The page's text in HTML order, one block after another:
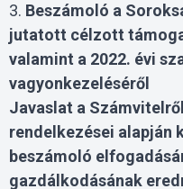
3. Beszámoló a
jutatott célzott
valamint a 2022. évi
vagyonkezeléséről
Javaslat a
rendelkezései alapján
beszámoló
gazdálkodásának